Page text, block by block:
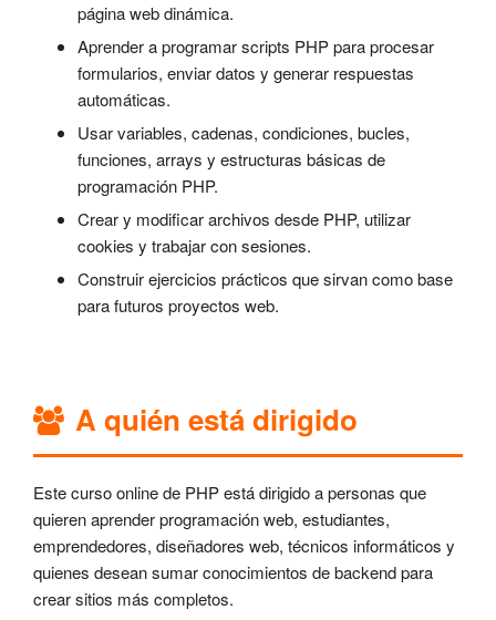
página web dinámica.
Aprender a programar scripts PHP para procesar
formularios, enviar datos y generar respuestas
automáticas.
Usar variables, cadenas, condiciones, bucles,
funciones, arrays y estructuras básicas de
programación PHP.
Crear y modificar archivos desde PHP, utilizar
cookies y trabajar con sesiones.
Construir ejercicios prácticos que sirvan como base
para futuros proyectos web.
A quién está dirigido
Este curso online de PHP está dirigido a personas que
quieren aprender programación web, estudiantes,
emprendedores, diseñadores web, técnicos informáticos y
quienes desean sumar conocimientos de backend para
crear sitios más completos.